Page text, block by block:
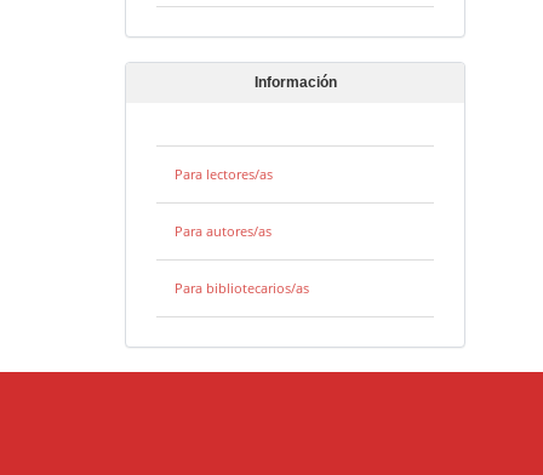
Información
Para lectores/as
Para autores/as
Para bibliotecarios/as